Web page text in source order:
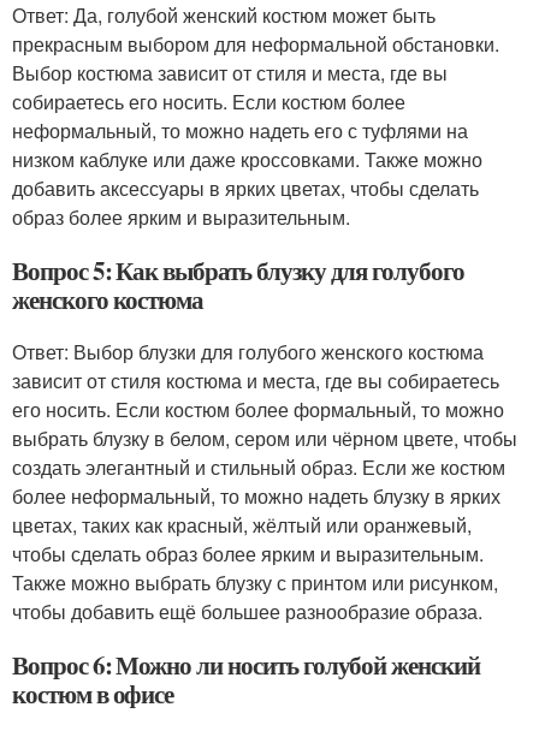
Ответ: Да, голубой женский костюм может быть
прекрасным выбором для неформальной обстановки.
Выбор костюма зависит от стиля и места, где вы
собираетесь его носить. Если костюм более
неформальный, то можно надеть его с туфлями на
низком каблуке или даже кроссовками. Также можно
добавить аксессуары в ярких цветах, чтобы сделать
образ более ярким и выразительным.
Вопрос 5: Как выбрать блузку для голубого
женского костюма
Ответ: Выбор блузки для голубого женского костюма
зависит от стиля костюма и места, где вы собираетесь
его носить. Если костюм более формальный, то можно
выбрать блузку в белом, сером или чёрном цвете, чтобы
создать элегантный и стильный образ. Если же костюм
более неформальный, то можно надеть блузку в ярких
цветах, таких как красный, жёлтый или оранжевый,
чтобы сделать образ более ярким и выразительным.
Также можно выбрать блузку с принтом или рисунком,
чтобы добавить ещё большее разнообразие образа.
Вопрос 6: Можно ли носить голубой женский
костюм в офисе